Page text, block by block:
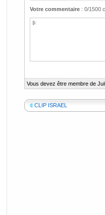
Votre commentaire: 0/1500
Vous devez être membre de
CLIP ISRAEL